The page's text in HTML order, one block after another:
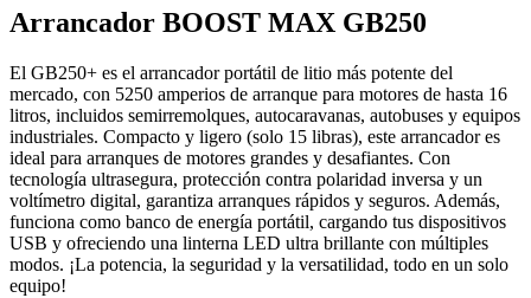
Arrancador BOOST MAX GB250
El GB250+ es el arrancador portátil de litio más potente del
mercado, con 5250 amperios de arranque para motores de hasta 16
litros, incluidos semirremolques, autocaravanas, autobuses y equipos
industriales. Compacto y ligero (solo 15 libras), este arrancador es
ideal para arranques de motores grandes y desafiantes. Con
tecnología ultrasegura, protección contra polaridad inversa y un
voltímetro digital, garantiza arranques rápidos y seguros. Además,
funciona como banco de energía portátil, cargando tus dispositivos
USB y ofreciendo una linterna LED ultra brillante con múltiples
modos. ¡La potencia, la seguridad y la versatilidad, todo en un solo
equipo!